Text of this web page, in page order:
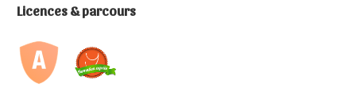
Licences & parcours